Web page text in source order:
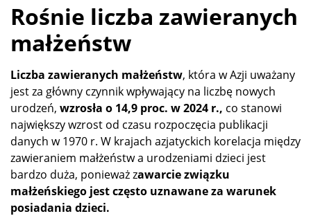
Rośnie liczba zawieranych
małżeństw
Liczba zawieranych małżeństw, która w Azji uważany
jest za główny czynnik wpływający na liczbę nowych
urodzeń, wzrosła o 14,9 proc. w 2024 r., co stanowi
największy wzrost od czasu rozpoczęcia publikacji
danych w 1970 r. W krajach azjatyckich korelacja między
zawieraniem małżeństw a urodzeniami dzieci jest
bardzo duża, ponieważ zawarcie związku
małżeńskiego jest często uznawane za warunek
posiadania dzieci.